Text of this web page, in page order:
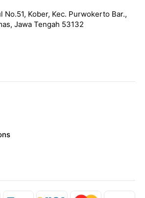
No.51, Kober, Kec. Purwokerto Bar.,
Jawa Tengah 53132